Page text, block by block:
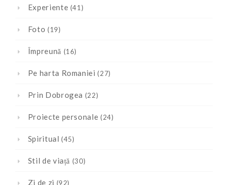
Experiente (41)
Foto (19)
Împreună (16)
Pe harta Romaniei (27)
Prin Dobrogea (22)
Proiecte personale (24)
Spiritual (45)
Stil de viață (30)
Zi de zi (92)